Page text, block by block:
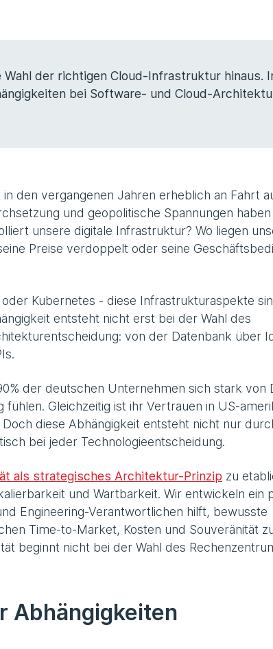
der richtigen Cloud-Infrastruktur hinaus.
bei Software- und Cloud-
den vergangenen Jahren erheblich an Fahrt
und geopolitische Spannungen haben
unsere digitale Infrastruktur? Wo liegen
Preise verdoppelt oder seine
oder Kubernetes - diese Infrastrukturaspekte
entsteht nicht erst bei der Wahl des
von der Datenbank über
der deutschen Unternehmen sich stark von
fühlen. Gleichzeitig ist ihr Vertrauen in US-
diese Abhängigkeit entsteht nicht nur
bei jeder Technologieentscheidung.
als strategisches Architektur-Prinzip zu
und Wartbarkeit. Wir entwickeln ein
Engineering-Verantwortlichen hilft, bewusste
Time-to-Market, Kosten und Souveränität
beginnt nicht bei der Wahl des
Abhängigkeiten